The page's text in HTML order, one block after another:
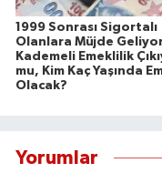
1999 Sonrası Sigortalı
Olanlara Müjde
Kademeli Emeklilik
mu, Kim Kaç Yaşında
Olacak?
Yorumlar